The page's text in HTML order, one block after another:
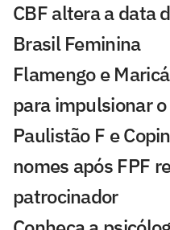
CBF altera a data
Brasil Feminina
Flamengo e
para impulsionar
Paulistão F e
nomes após FPF
patrocinador